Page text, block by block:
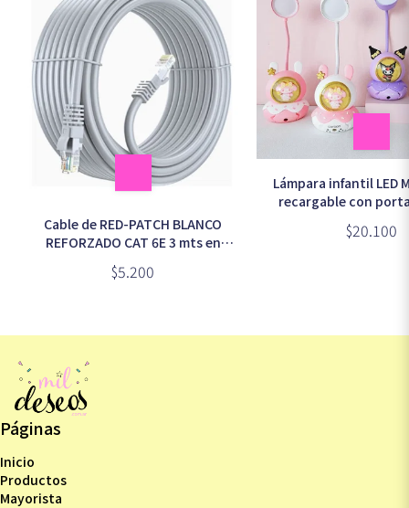
Cable de RED-PATCH BLANCO
REFORZADO CAT 6E 3 mts en
$5.200
Lámpara infantil LED
recargable con
sacapuntas
$20.100
Páginas
Inicio
Productos
Mayorista